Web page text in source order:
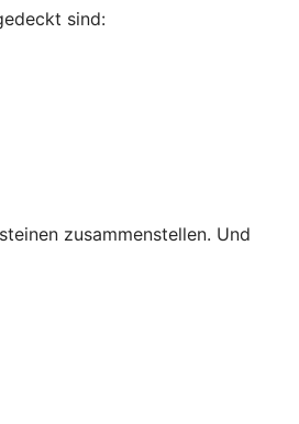
sind:
zusammenstellen. Und